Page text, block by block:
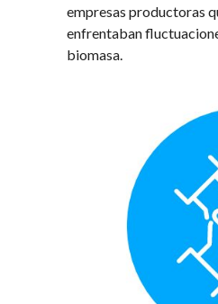
empresas productoras
enfrentaban
biomasa.